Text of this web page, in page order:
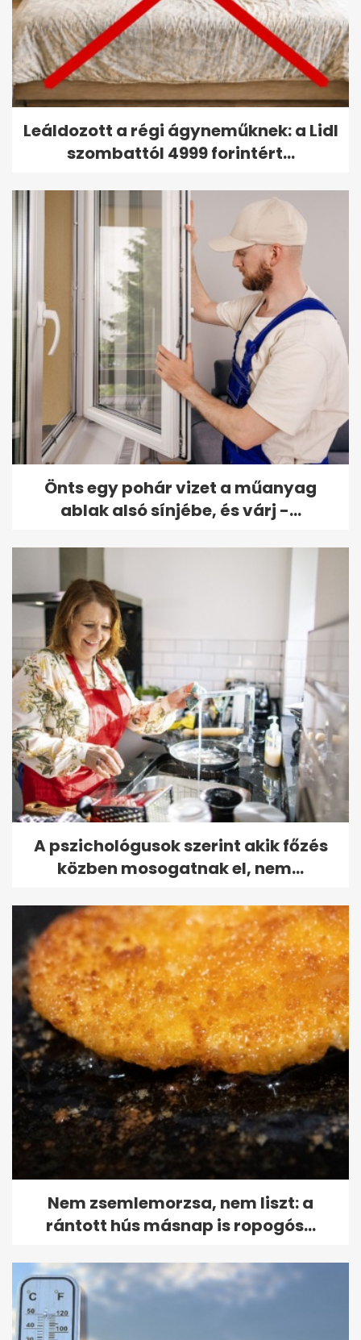
Leáldozott a régi ágyneműknek: a Lidl
szombattól 4999 forintért...
Önts egy pohár vizet a műanyag
ablak alsó sínjébe, és várj -...
A pszichológusok szerint akik főzés
közben mosogatnak el, nem...
Nem zsemlemorzsa, nem liszt: a
rántott hús másnap is ropogós...